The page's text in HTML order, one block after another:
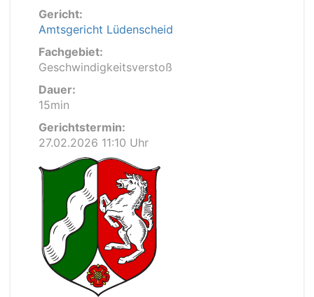
Gericht:
Amtsgericht Lüdenscheid
Fachgebiet:
Geschwindigkeitsverstoß
Dauer:
15min
Gerichtstermin:
27.02.2026 11:10 Uhr